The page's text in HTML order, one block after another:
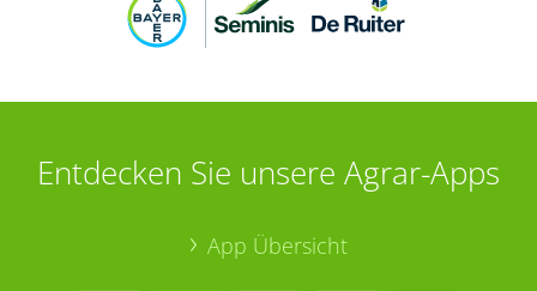
Entdecken Sie unsere Agrar-Apps
App Übersicht